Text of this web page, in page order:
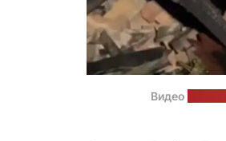
Видео